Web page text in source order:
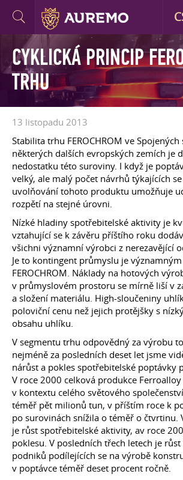
CYKLICKÁ PRINCIP
TRHU
13 listopadu 2013
Stabilita trhu FEROCHROM ve Spojených
některých dalších evropských zemích je
nedostatku této suroviny. I když je
velký, ale malý počet návrhů týkajících
uvolňování tohoto produktu umožňuje
rozpětí na stejné úrovni.
Nízké hladiny spotřebitelské aktivity je
vztahující se k závěru příštího roku
všichni významní výrobci z nerezavějící
Je to kontingent průmyslu je
FEROCHROM. Náklady na hotových
v průmyslovém prostoru se mírně liší v
a složení materiálu. High-sloučeniny
poloviční cenu než jejich protějšky s
obsahu uhlíku.
V segmentu trhu odpovědný za výrobu
nejméně za posledních deset let jsme
nárůst a pokles spotřebitelské poptávky
V roce 2000 celková produkce
v kontextu celého světového
téměř pět milionů tun, v příštím roce k
po surovinách snížila o téměř o čtvrtinu.
je růst spotřebitelské aktivity, av roce
poklesu. V posledních třech letech je
podniků podílejících se na výrobě
v poptávce téměř deset procent ročně.